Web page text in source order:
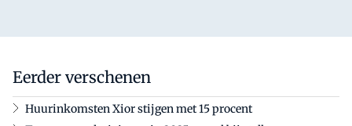
Eerder verschenen
Huurinkomsten Xior stijgen met 15 procent